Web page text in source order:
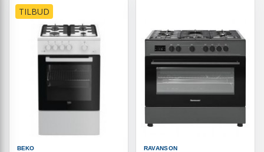
TILBUD
BEKO RAVANSON